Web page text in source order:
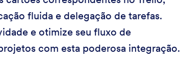
fluida e delegação de tarefas.
e otimize seu fluxo de
com esta poderosa integração.